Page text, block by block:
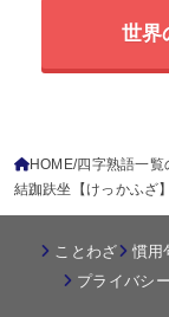
世界
HOME 四字熟語一覧
結跏趺坐【けっかふざ
ことわざ 慣用
プライバシ